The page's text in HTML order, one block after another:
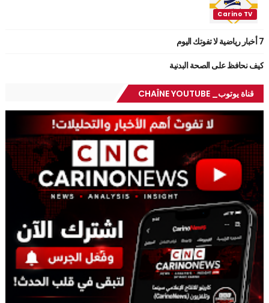
7 أخبار رياضية لا تفوتك اليوم
كيف نحافظ على الصحة البدنية
قناة يوتوب_ CHAÎNE YOUTUBE